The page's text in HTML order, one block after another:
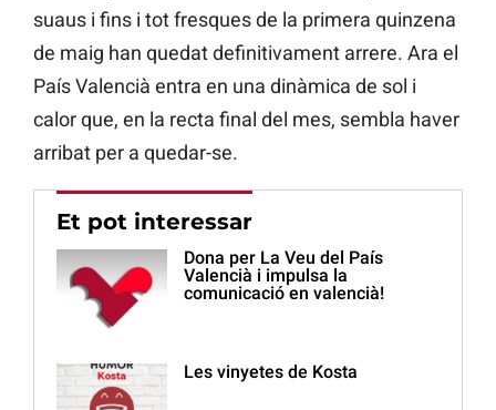
suaus i fins i tot fresques de la primera quinzena
de maig han quedat definitivament arrere. Ara el
País Valencià entra en una dinàmica de sol i
calor que, en la recta final del mes, sembla haver
arribat per a quedar-se.
Et pot interessar
Dona per La Veu del País
Valencià i impulsa la
comunicació en valencià!
Les vinyetes de Kosta